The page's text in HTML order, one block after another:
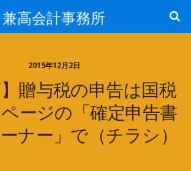
兼高会計事務所
2015年12月2日
】贈与税の申告は国税
ージの「確定申告書
ナー」で（チラシ）